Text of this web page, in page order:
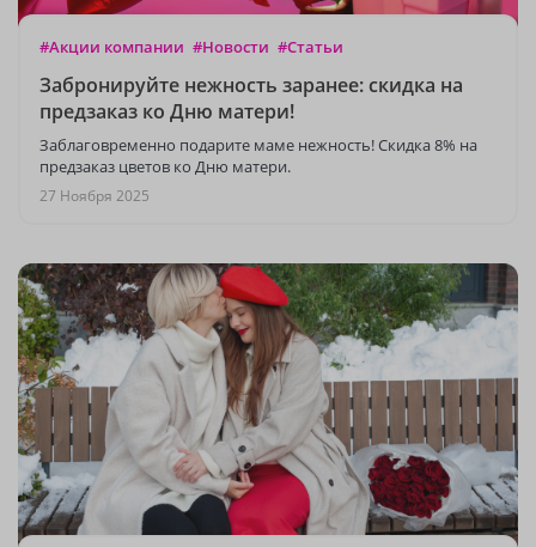
#Акции компании #Новости #Статьи
Забронируйте нежность заранее: скидка на
предзаказ ко Дню матери!
Заблаговременно подарите маме нежность! Скидка 8% на
предзаказ цветов ко Дню матери.
27 Ноября 2025